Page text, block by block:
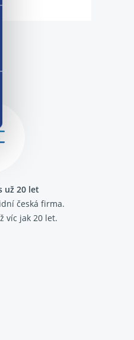
už 20 let
česká firma.
víc jak 20 let.